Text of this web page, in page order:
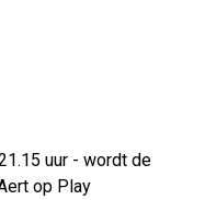
uur - wordt de
op Play